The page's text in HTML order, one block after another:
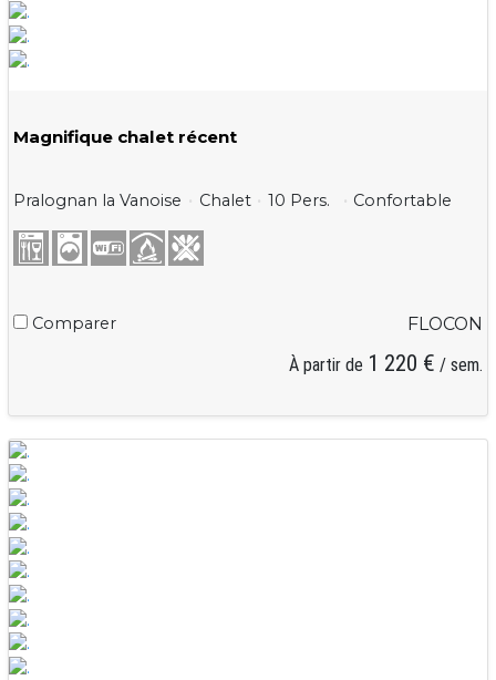
Magnifique chalet récent
Pralognan la Vanoise Chalet 10 Pers. Confortable
Comparer
FLOCON
À partir de 1 220 € / sem.